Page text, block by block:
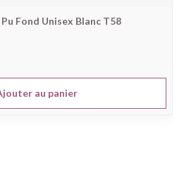
Fond Unisex Blanc T58
au panier